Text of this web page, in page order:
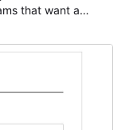
that want a
is suitable for
business
It helps
can
and maintain